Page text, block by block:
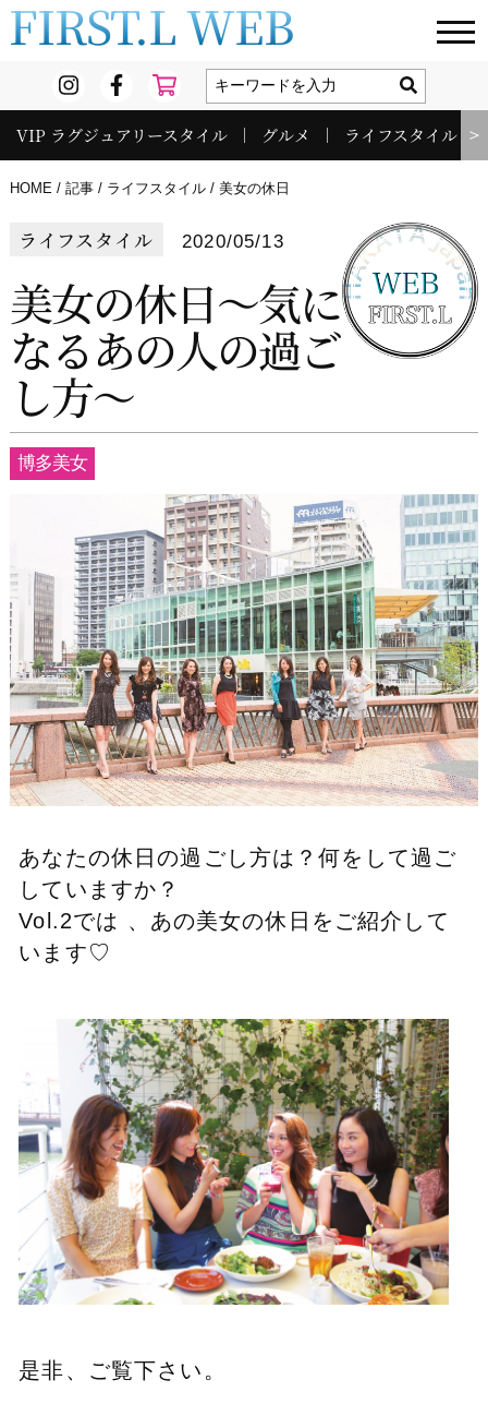
FIRST.L WEB
VIP ラグジュアリースタイル グルメ ライフスタイル ＞
HOME 記事 ライフスタイル 美女の休日
ライフスタイル 2020/05/13
美女の休日～気に
なるあの人の過ご
し方～
博多美女
あなたの休日の過ごし方は？何をして過ご
していますか？
Vol.2では 、 あの美女の休日を ご紹介して
います♡
是非、ご覧下さい。